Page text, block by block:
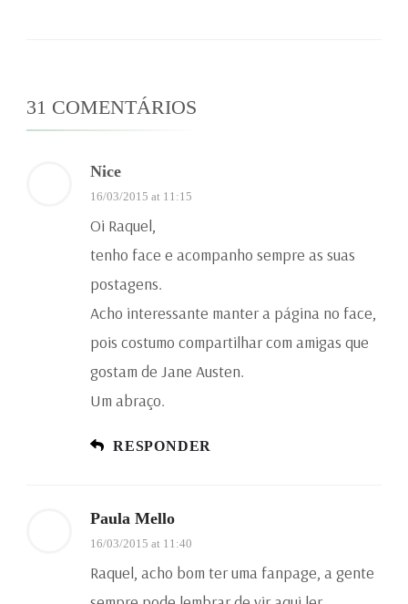
31 COMENTÁRIOS
Nice
16/03/2015 at 11:15
Oi Raquel,
tenho face e acompanho sempre as suas
postagens.
Acho interessante manter a página no face,
pois costumo compartilhar com amigas que
gostam de Jane Austen.
Um abraço.
RESPONDER
Paula Mello
16/03/2015 at 11:40
Raquel, acho bom ter uma fanpage, a gente